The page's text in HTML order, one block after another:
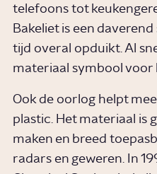
telefoons tot
Bakeliet is een
tijd overal opduikt. Al
materiaal symbool voor
Ook de oorlog helpt
plastic. Het materiaal is
maken en breed
radars en geweren. In